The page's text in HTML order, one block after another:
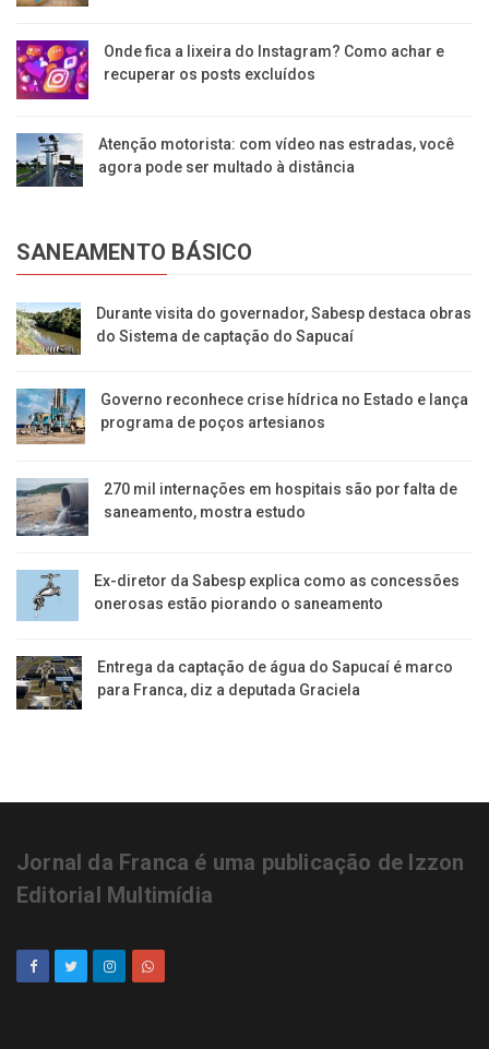
Onde fica a lixeira do Instagram? Como achar e
recuperar os posts excluídos
Atenção motorista: com vídeo nas estradas, você
agora pode ser multado à distância
SANEAMENTO BÁSICO
Durante visita do governador, Sabesp destaca obras
do Sistema de captação do Sapucaí
Governo reconhece crise hídrica no Estado e lança
programa de poços artesianos
270 mil internações em hospitais são por falta de
saneamento, mostra estudo
Ex-diretor da Sabesp explica como as concessões
onerosas estão piorando o saneamento
Entrega da captação de água do Sapucaí é marco
para Franca, diz a deputada Graciela
Jornal da Franca é uma publicação de Izzon
Editorial Multimídia